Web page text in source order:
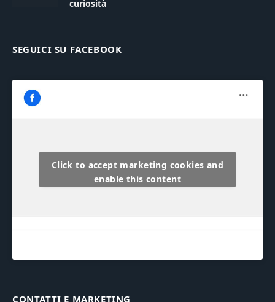
curiosità
SEGUICI SU FACEBOOK
Click to accept marketing cookies and
enable this content
CONTATTI E MARKETING